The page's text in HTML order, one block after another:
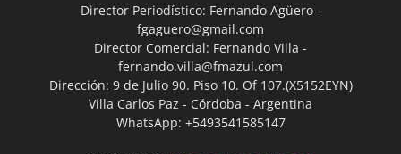
Director Periodístico: Fernando Agüero -
fgaguero@gmail.com
Director Comercial: Fernando Villa -
fernando.villa@fmazul.com
Dirección: 9 de Julio 90. Piso 10. Of 107.(X5152EYN)
Villa Carlos Paz - Córdoba - Argentina
WhatsApp: +5493541585147